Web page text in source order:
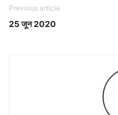
Previous article
25 जून 2020